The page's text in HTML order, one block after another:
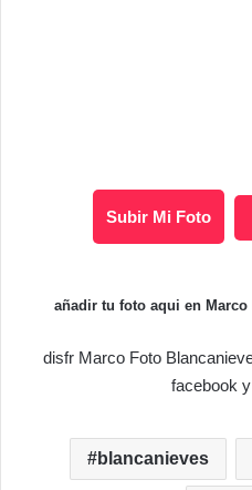
Subir Mi Foto
añadir tu foto aqui en
disfr Marco Foto
facebook
blancanieves